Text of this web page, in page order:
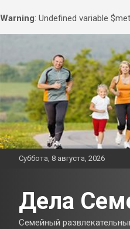
Warning: Undefined variable
содержимому
Суббота, 8 августа, 2026
Дела
Семейный